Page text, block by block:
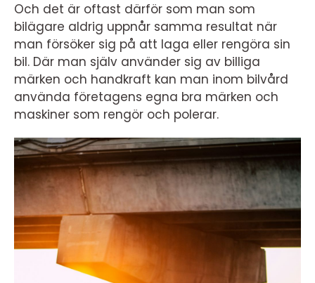
Och det är oftast därför som man som
bilägare aldrig uppnår samma resultat när
man försöker sig på att laga eller rengöra sin
bil. Där man själv använder sig av billiga
märken och handkraft kan man inom bilvård
använda företagens egna bra märken och
maskiner som rengör och polerar.